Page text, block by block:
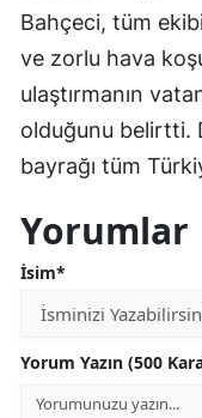
Bahçeci, tüm
ve zorlu hava
ulaştırmanın
olduğunu belirtti.
bayrağı tüm
Yorumlar
İsim*
Yorum Yazın (500